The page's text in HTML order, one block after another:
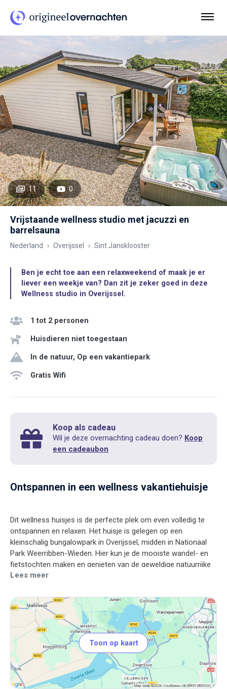
11 0
Vrijstaande wellness studio met jacuzzi en
barrelsauna
Nederland Overijssel Sint Jansklooster
Ben je echt toe aan een relaxweekend of maak je er
liever een weekje van? Dan zit je zeker goed in deze
Wellness studio in Overijssel.
1 tot 2 personen
Huisdieren niet toegestaan
In de natuur, Op een vakantiepark
Gratis Wifi
Koop als cadeau
Wil je deze overnachting cadeau doen? Koop
een cadeaubon
Ontspannen in een wellness vakantiehuisje
Dit wellness huisjes is de perfecte plek om even volledig te
ontspannen en relaxen. Het huisje is gelegen op een
kleinschalig bungalowpark in Overijssel, midden in Nationaal
Park Weerribben-Wieden. Hier kun je de mooiste wandel- en
fietstochten maken en genieten van de geweldige natuurrijke
omgeving. Liever een dagje varen? Huur dan een sloep in
Lees meer
Toon op kaart